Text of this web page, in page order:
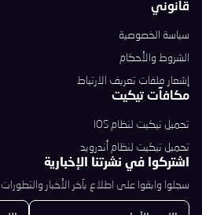
اشتركوا في نشرتنا الإخبارية
سجلوا وابقوا على اطلاع بآخر الأخبار والتطورات
قانوني
سياسة الخصوصية
الشروط والأحكام
إشعار ملفات تعريف الارتباط
مكافآت تيكيت
تحميل تيكيت لنظام iOS
تحميل تيكيت لنظام أندرويد